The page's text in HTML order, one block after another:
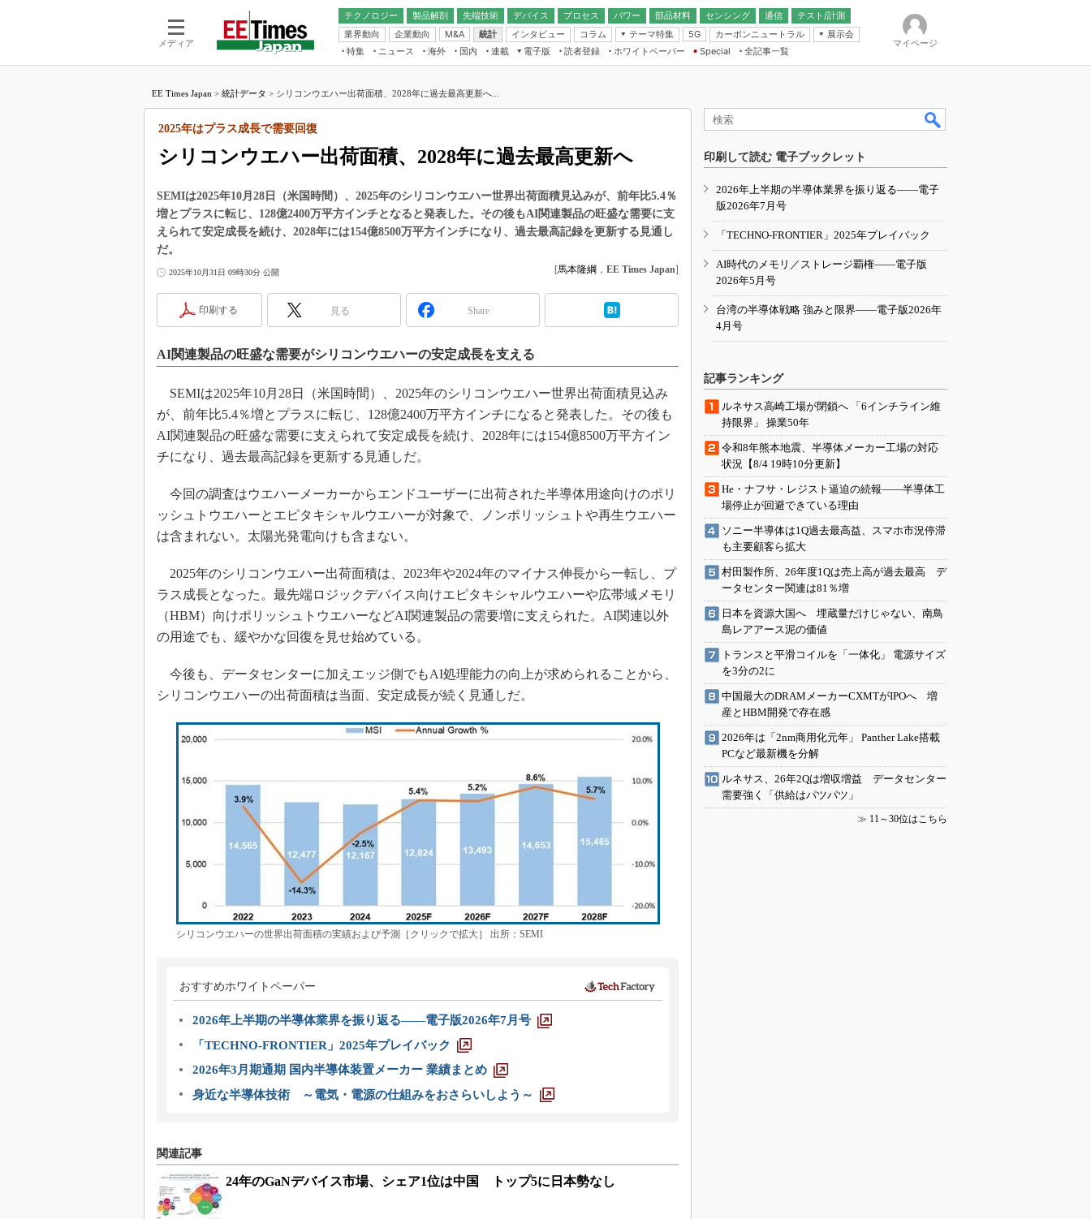
メディア
テクノロジー 製品解剖
先端技術
電池／エネルギー
デバイス
アナログ
マイコン
プロセス パワー 部品材料 センシング
通信
無線
テスト/計測
業界動向
企業動向 M&A 統計 インタビュー コラム
テーマ特集
フィジカルAI
読者調査（EE Times Research）
電源設計（EDN Japan）
5G カーボンニュートラル
展示会
IoT・エッジコンピューティング
EXPO
TECHNO-FRONTIER
人とくるま展
特集 ニュース 海外 国内
連載
福田昭のデバイス通信
大山聡の業界スコープ
リタイア直前エンジニアの社会人大
学漂流記
この10年で起こったこと、次の10年
で起こること
製品分解で探るアジアの新トレンド
光伝送技術を知る
“異端児エンジニア”が仕掛けた社内
改革、執念の180日
イノベーションは日本を救うのか
JASA発IoT通信
「英語に愛されないエンジニア」の
ための新行動論
電子版
電子ブックレット
読者登録 ホワイトペーパー
Special
全記事一覧
マイページ
EE Times Japan > 統計データ > シリコンウエハー出荷面積、2028年に過去最高更新へ...
シリコンウエハー出荷面積、2028年に過去最高更新へ
2025年はプラス成長で需要回復
SEMIは2025年10月28日（米国時間）、2025年のシリコンウエハー世界出荷面積見込みが、前年比5.4％
増とプラスに転じ、128億2400万平方インチとなると発表した。その後もAI関連製品の旺盛な需要に支
えられて安定成長を続け、2028年には154億8500万平方インチになり、過去最高記録を更新する見通し
だ。
2025年10月31日 09時30分 公開 [馬本隆綱 ， EE Times Japan]
印刷する 見る Share
AI関連製品の旺盛な需要がシリコンウエハーの安定成長を支える
SEMIは2025年10月28日（米国時間）、2025年のシリコンウエハー世界出荷面積見込み
が、前年比5.4％増とプラスに転じ、128億2400万平方インチになると発表した。その後も
AI関連製品の旺盛な需要に支えられて安定成長を続け、2028年には154億8500万平方イン
チになり、過去最高記録を更新する見通しだ。
今回の調査はウエハーメーカーからエンドユーザーに出荷された半導体用途向けのポリ
ッシュトウエハーとエピタキシャルウエハーが対象で、ノンポリッシュトや再生ウエハー
は含まれない。太陽光発電向けも含まない。
2025年のシリコンウエハー出荷面積は、2023年や2024年のマイナス伸長から一転し、プ
ラス成長となった。最先端ロジックデバイス向けエピタキシャルウエハーや広帯域メモリ
（HBM）向けポリッシュトウエハーなどAI関連製品の需要増に支えられた。AI関連以外
の用途でも、緩やかな回復を見せ始めている。
今後も、データセンターに加えエッジ側でもAI処理能力の向上が求められることから、
シリコンウエハーの出荷面積は当面、安定成長が続く見通しだ。
シリコンウエハーの世界出荷面積の実績および予測［クリックで拡大］ 出所：SEMI
おすすめホワイトペーパー
2026年上半期の半導体業界を振り返る――電子版2026年7月号
「TECHNO-FRONTIER」2025年プレイバック
2026年3月期通期 国内半導体装置メーカー 業績まとめ
身近な半導体技術 ～電気・電源の仕組みをおさらいしよう～
関連記事
24年のGaNデバイス市場、シェア1位は中国 トップ5に日本勢なし
印刷して読む 電子ブックレット
2026年上半期の半導体業界を振り返る――電子
版2026年7月号
「TECHNO-FRONTIER」2025年プレイバック
AI時代のメモリ／ストレージ覇権――電子版
2026年5月号
台湾の半導体戦略 強みと限界――電子版2026年
4月号
記事ランキング
ルネサス高崎工場が閉鎖へ 「6インチライン維
持限界」 操業50年
令和8年熊本地震、半導体メーカー工場の対応
状況【8/4 19時10分更新】
He・ナフサ・レジスト逼迫の続報――半導体工
場停止が回避できている理由
ソニー半導体は1Q過去最高益、スマホ市況停滞
も主要顧客ら拡大
村田製作所、26年度1Qは売上高が過去最高 デ
ータセンター関連は81％増
日本を資源大国へ 埋蔵量だけじゃない、南鳥
島レアアース泥の価値
トランスと平滑コイルを「一体化」 電源サイズ
を3分の2に
中国最大のDRAMメーカーCXMTがIPOへ 増
産とHBM開発で存在感
2026年は「2nm商用化元年」 Panther Lake搭載
PCなど最新機を分解
ルネサス、26年2Qは増収増益 データセンター
需要強く「供給はパツパツ」
≫ 11～30位はこちら